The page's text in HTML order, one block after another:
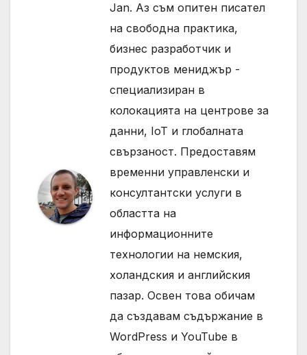
Jan. Аз съм опитен писател
на свободна практика,
бизнес разработчик и
продуктов мениджър -
специализиран в
колокацията на центрове за
данни, IoT и глобалната
свързаност. Предоставям
временни управленски и
консултантски услуги в
областта на
информационните
технологии на немския,
холандския и английския
пазар. Освен това обичам
да създавам съдържание в
WordPress и YouTube в